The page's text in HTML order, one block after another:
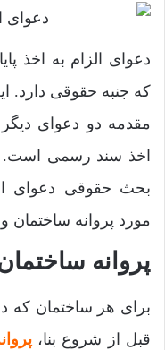
دعوای الزام به اخذ
که جنبه حقوقی دارد.
مقدمه دو دعوای
اخذ سند رسمی است.
بحث حقوقی دعوای
مورد پروانه ساختمان و
پروانه
برای هر ساختمان که
قبل از شروع بنا،